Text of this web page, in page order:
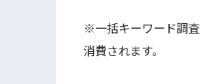
※一括キーワード調査
消費されます。